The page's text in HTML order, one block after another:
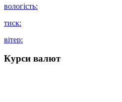
вологість:
тиск:
вітер:
Курси валют